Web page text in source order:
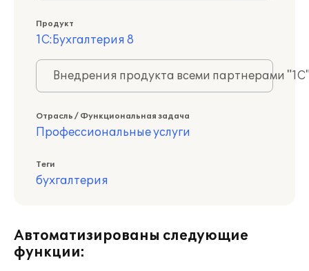
Продукт
1С:Бухгалтерия 8
Внедрения продукта всеми партнерами
Отрасль / Функциональная задача
Профессиональные услуги
Теги
бухгалтерия
Автоматизированы следующие
функции: